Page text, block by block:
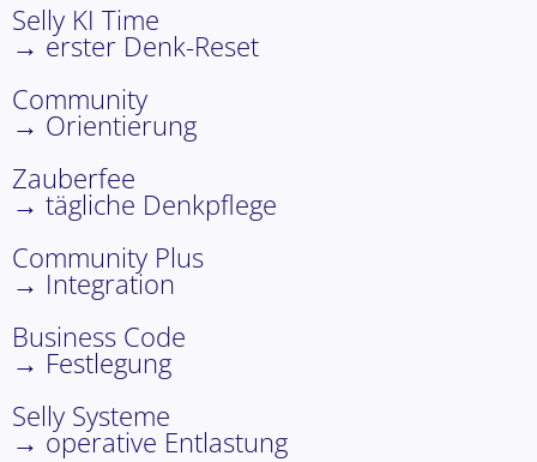
Selly KI Time
→ erster Denk-Reset
Community
→ Orientierung
Zauberfee
→ tägliche Denkpflege
Community Plus
→ Integration
Business Code
→ Festlegung
Selly Systeme
→ operative Entlastung